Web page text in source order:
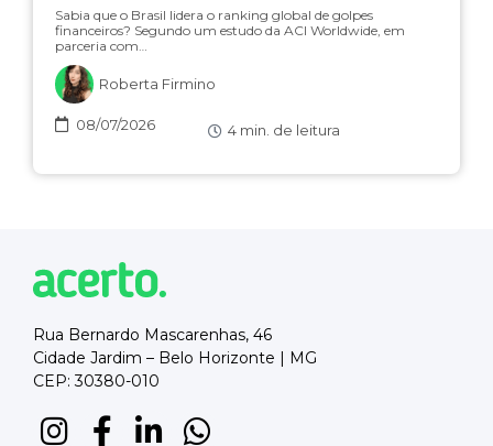
Sabia que o Brasil lidera o ranking global de golpes
financeiros? Segundo um estudo da ACI Worldwide, em
parceria com…
Roberta Firmino
08/07/2026 4 min. de leitura
Rua Bernardo Mascarenhas, 46
Cidade Jardim – Belo Horizonte | MG
CEP: 30380-010